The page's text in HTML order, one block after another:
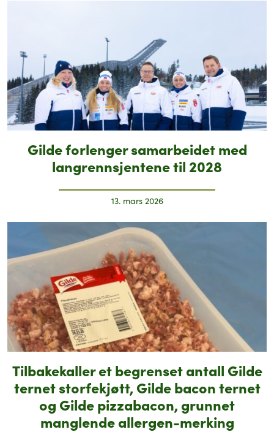
Gilde forlenger samarbeidet med
langrennsjentene til 2028
13. mars 2026
Tilbakekaller et begrenset antall Gilde
ternet storfekjøtt, Gilde bacon ternet
og Gilde pizzabacon, grunnet
manglende allergen-merking